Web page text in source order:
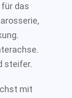
das
steifer.
mit